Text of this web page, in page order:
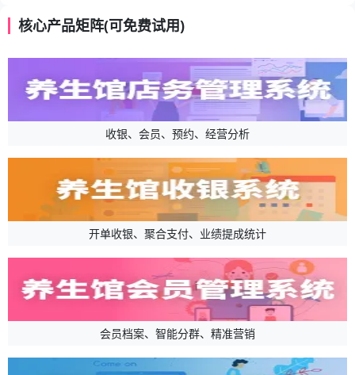
核心产品矩阵(可免费试用)
收银、会员、预约、经营分析
开单收银、聚合支付、业绩提成统计
会员档案、智能分群、精准营销